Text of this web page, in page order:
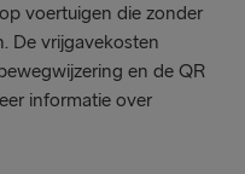
voertuigen die zonder
De vrijgavekosten
en de QR
informatie over